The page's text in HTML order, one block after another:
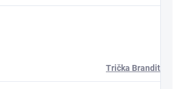
Trička Brandit